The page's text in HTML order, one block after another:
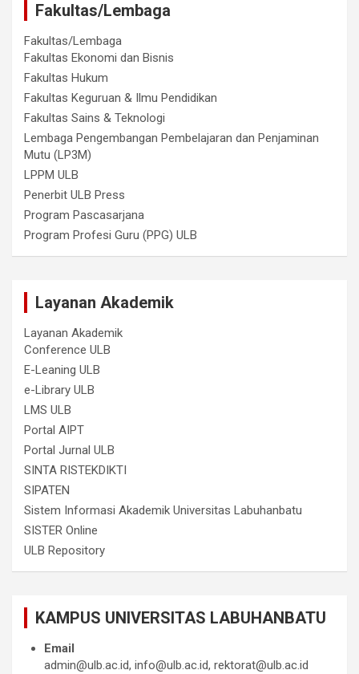
Fakultas/Lembaga
Fakultas/Lembaga
Fakultas Ekonomi dan Bisnis
Fakultas Hukum
Fakultas Keguruan & Ilmu Pendidikan
Fakultas Sains & Teknologi
Lembaga Pengembangan Pembelajaran dan Penjaminan
Mutu (LP3M)
LPPM ULB
Penerbit ULB Press
Program Pascasarjana
Program Profesi Guru (PPG) ULB
Layanan Akademik
Layanan Akademik
Conference ULB
E-Leaning ULB
e-Library ULB
LMS ULB
Portal AIPT
Portal Jurnal ULB
SINTA RISTEKDIKTI
SIPATEN
Sistem Informasi Akademik Universitas Labuhanbatu
SISTER Online
ULB Repository
KAMPUS UNIVERSITAS LABUHANBATU
Email
admin@ulb.ac.id, info@ulb.ac.id, rektorat@ulb.ac.id